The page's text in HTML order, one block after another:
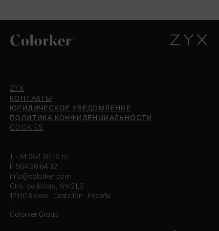
ZYX
КОНТАКТЫ
ЮРИДИЧЕСКОЕ УВЕДОМЛЕНИЕ
ПОЛИТИКА КОНФИДЕНЦИАЛЬНОСТИ
COOKIES
T.+34 964 36 16 16
F. 964 38 64 32
info@colorker.com
Ctra. de Alcora, Km 21,3
12110 Alcora - Castellón - España
Colorker Group